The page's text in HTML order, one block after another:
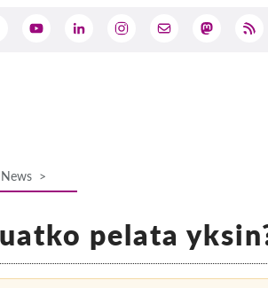
News
pelata